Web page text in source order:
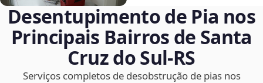
Desentupimento de Pia nos
Principais Bairros de Santa
Cruz do Sul‑RS
Serviços completos de desobstrução de pias nos